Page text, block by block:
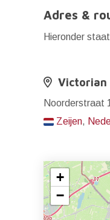
Adres &
Hieronder
Victorian
Noorderstraat
Zeijen,
+
−